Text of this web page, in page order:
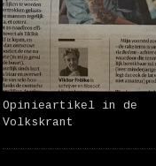
Opinieartikel in de
Volkskrant